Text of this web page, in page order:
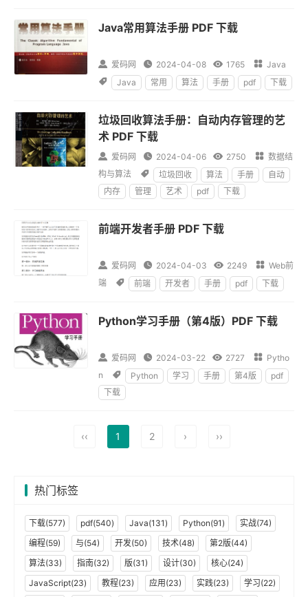
Java常用算法手册 PDF 下载
 爱码网  2024-04-08  1765  Java
 Java 常用 算法 手册 pdf 下载
垃圾回收算法手册：自动内存管理的艺
术 PDF 下载
 爱码网  2024-04-06  2750  数据结
构与算法
 垃圾回收 算法 手册
自动
内存
管理 艺术 pdf 下载
前端开发者手册 PDF 下载
 爱码网  2024-04-03  2249  Web前
端
 前端 开发者 手册 pdf 下载
Python学习手册（第4版）PDF 下载
 爱码网  2024-03-22  2727  Pytho
n
 Python 学习 手册 第4版
pdf
下载
‹‹ 1 2 › ››
热门标签
下载(577) pdf(540) Java(131) Python(91)
实战(74)
编程(59)
与(54) 开发(50) 技术(48)
第2版(44)
算法(33)
指南(32) 版(31) 设计(30)
核心(24)
JavaScript(23)
教程(23) 应用(23) 实践(23)
学习(22)